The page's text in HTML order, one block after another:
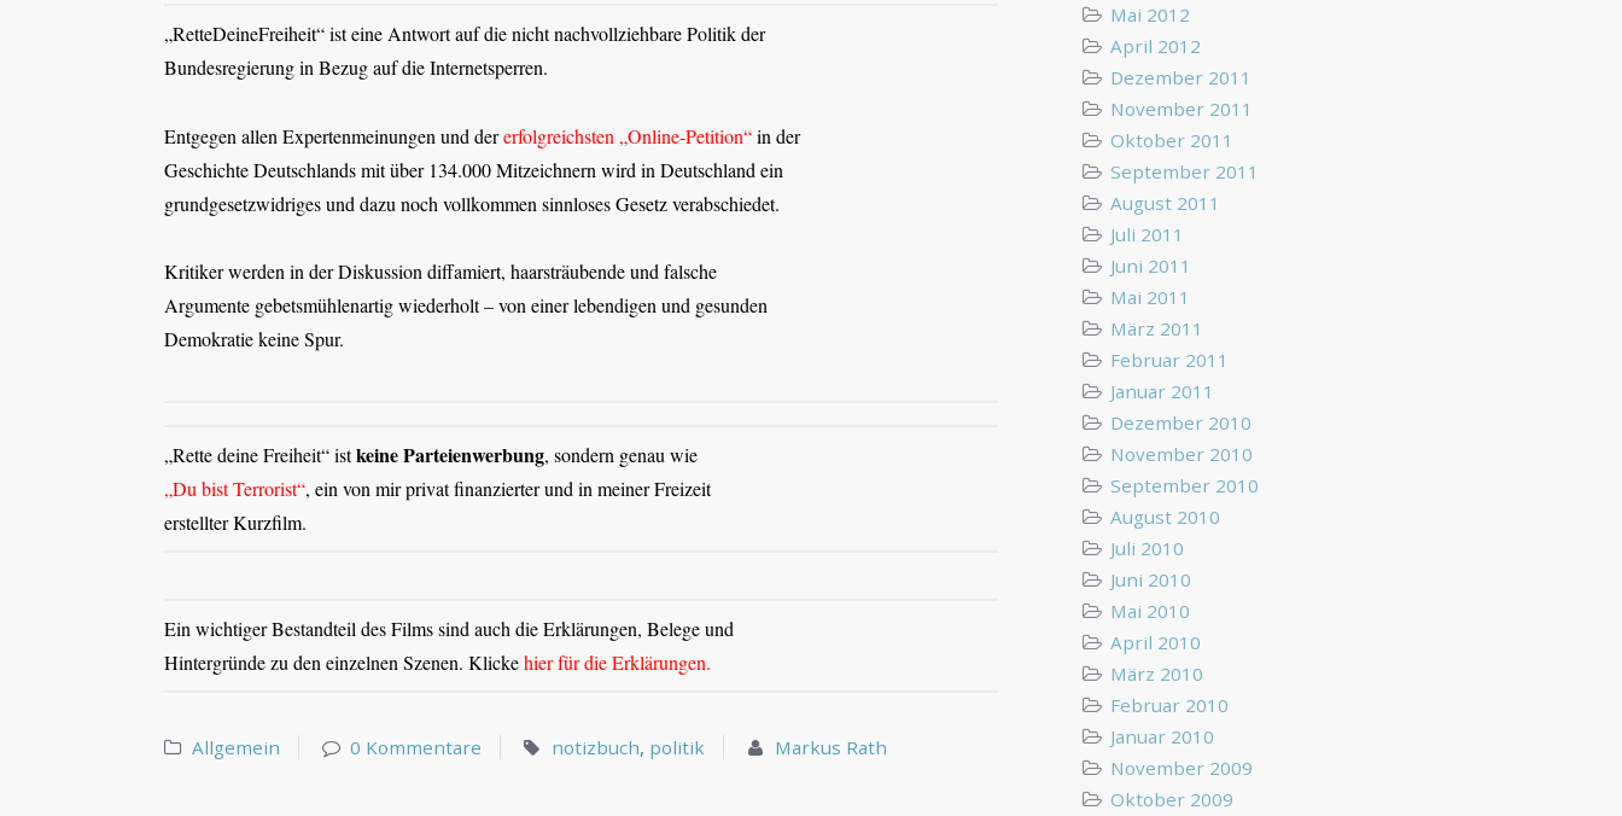
„RetteDeineFreiheit“ ist eine Antwort auf die nicht nachvollziehbare Politik der
Bundesregierung in Bezug auf die Internetsperren.
Entgegen allen Expertenmeinungen und dererfolgreichsten „Online-Petition“in der
Geschichte Deutschlands mit über 134.000 Mitzeichnern wird in Deutschland ein
grundgesetzwidriges und dazu noch vollkommen sinnloses Gesetz verabschiedet.
Kritiker werden in der Diskussion diffamiert, haarsträubende und falsche
Argumente gebetsmühlenartig wiederholt – von einer lebendigen und gesunden
Demokratie keine Spur.
„Rette deine Freiheit“ istkeine Parteienwerbung, sondern genau wie
„Du bist Terrorist“, ein von mir privat finanzierter und in meiner Freizeit
erstellter Kurzfilm.
Ein wichtiger Bestandteil des Films sind auch die Erklärungen, Belege und
Hintergründe zu den einzelnen Szenen. Klickehier für die Erklärungen.
Allgemein 0 Kommentare notizbuch, politik Markus Rath
Mai 2012
April 2012
Dezember 2011
November 2011
Oktober 2011
September 2011
August 2011
Juli 2011
Juni 2011
Mai 2011
März 2011
Februar 2011
Januar 2011
Dezember 2010
November 2010
September 2010
August 2010
Juli 2010
Juni 2010
Mai 2010
April 2010
März 2010
Februar 2010
Januar 2010
November 2009
Oktober 2009